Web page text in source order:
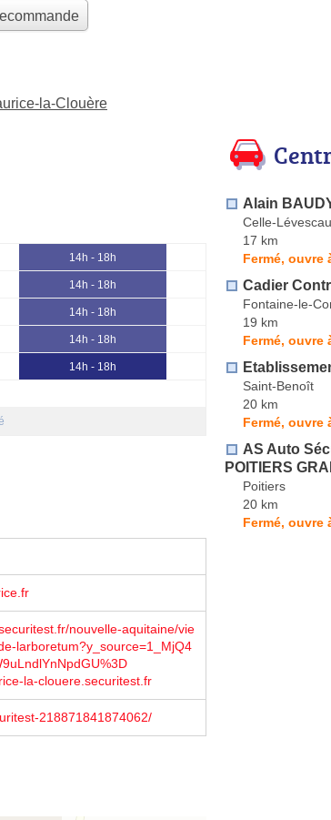
la-Clouère
14h - 18h
14h - 18h
14h - 18h
14h - 18h
14h - 18h
nouvelle-aquitaine/vie
larboretum?y_source=1_MjQ4
la-clouere.securitest.fr
218871841874062/
Alain
Celle-
17 km
Fermé, ouvre
Cadier
Fontaine-le-
19 km
Fermé, ouvre
Saint-Benoît
20 km
Fermé, ouvre
AS Auto
POITIERS
Poitiers
20 km
Fermé, ouvre